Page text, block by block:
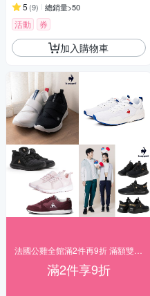
5 (9) 總銷量>50
活動 券
加入購物車
滿2件享9折